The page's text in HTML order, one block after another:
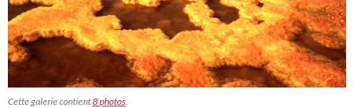
Cette galerie contient8 photos